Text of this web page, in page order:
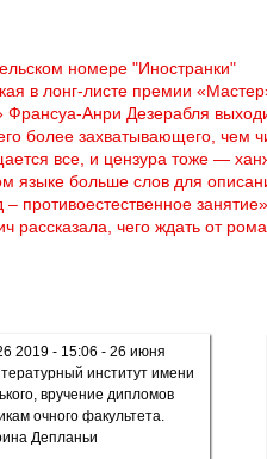
номере "Иностранки"
в лонг-листе премии
Франсуа-Анри Дезерабля
более захватывающего, чем
все, и цензура тоже —
языке больше слов для
противоестественное занятие»
рассказала, чего ждать от